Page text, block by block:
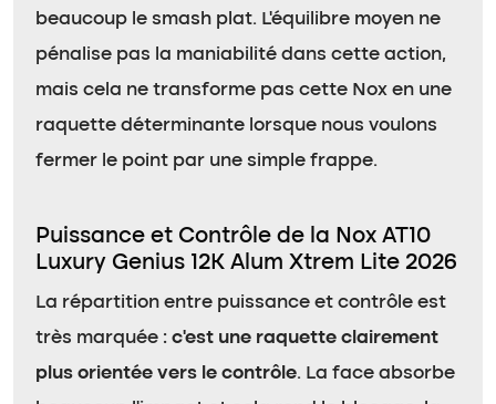
beaucoup le smash plat. L’équilibre moyen ne
pénalise pas la maniabilité dans cette action,
mais cela ne transforme pas cette Nox en une
raquette déterminante lorsque nous voulons
fermer le point par une simple frappe.
Puissance et Contrôle de la Nox AT10
Luxury Genius 12K Alum Xtrem Lite 2026
La répartition entre puissance et contrôle est
très marquée : c’est une raquette clairement
plus orientée vers le contrôle. La face absorbe